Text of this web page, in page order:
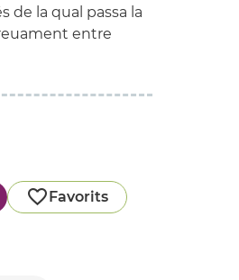
de la qual passa la
entre
Favorits